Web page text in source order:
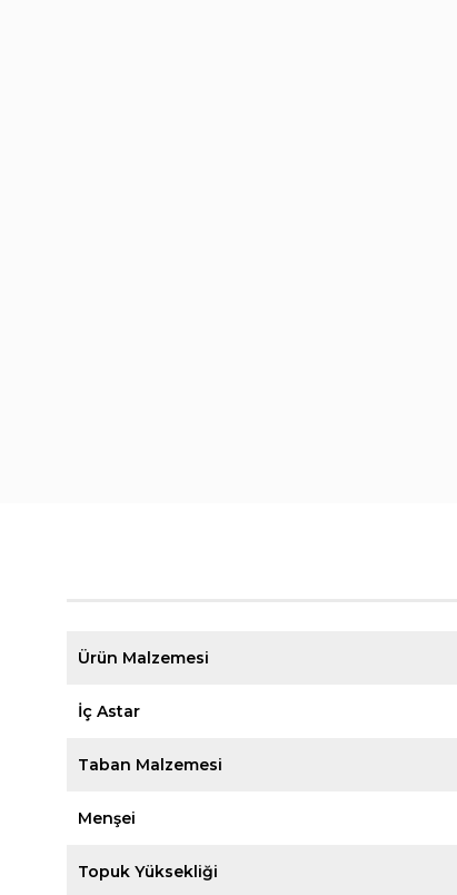
Ürün Malzemesi
İç Astar
Taban Malzemesi
Menşei
Topuk Yüksekliği